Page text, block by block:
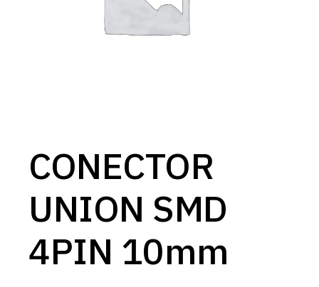
CONECTOR
UNION SMD
4PIN 10mm